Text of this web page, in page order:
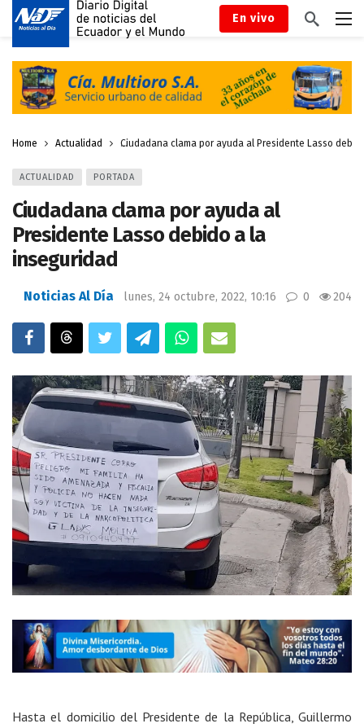
En vivo
Home Actualidad Ciudadana clama por ayuda al Presidente Lasso
ACTUALIDAD PORTADA
Ciudadana clama por ayuda al
Presidente Lasso debido a la
inseguridad
Noticias Al Día lunes, 24 octubre, 2022, 10:16 0 204
Hasta el domicilio del Presidente de la República, Guillermo